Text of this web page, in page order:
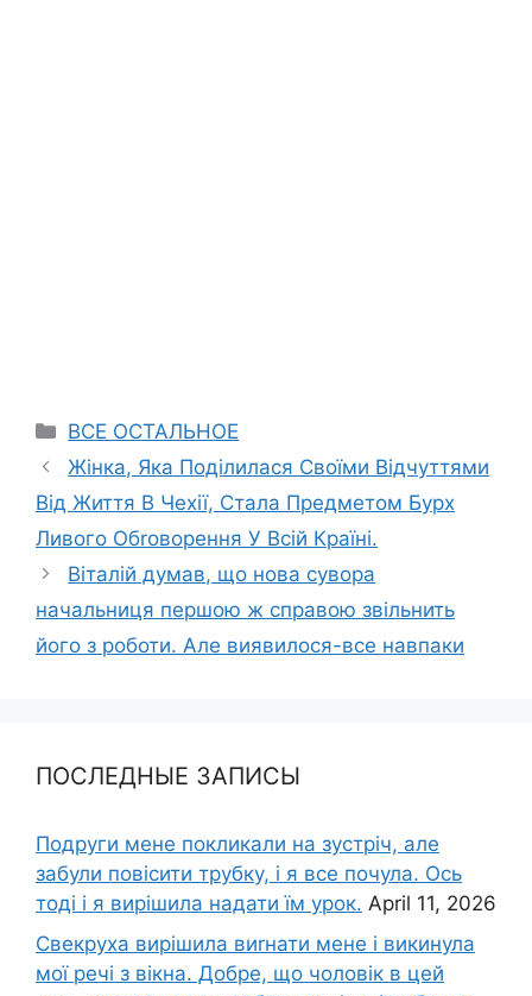
Categories
ВСЕ ОСТАЛЬНОЕ
Жінка, Яка Поділилася Своїми Відчуттями
Від Життя В Чехії, Стала Предметом Бурх
Ливого Обrоворення У Всій Країні.
Віталій думав, що нова сувора
начальниця першою ж справою звільнить
його з роботи. Але виявилося-все навпаки
ПОСЛЕДНЫЕ ЗАПИСЫ
Подруги мене покликали на зустріч, але
забули повісити трубку, і я все почула. Ось
тоді і я вирішила надати їм урок. April 11, 2026
Свекруха вирішила виrнати мене і викинула
мої речі з вікна. Добре, що чоловік в цей